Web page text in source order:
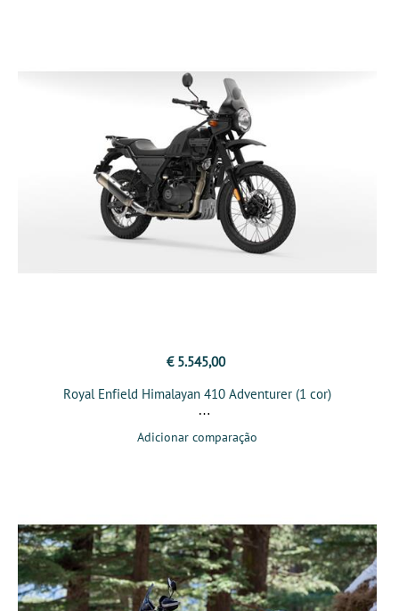
€ 5.545,00
Royal Enfield Himalayan 410 Adventurer (1 cor)
Adicionar comparação